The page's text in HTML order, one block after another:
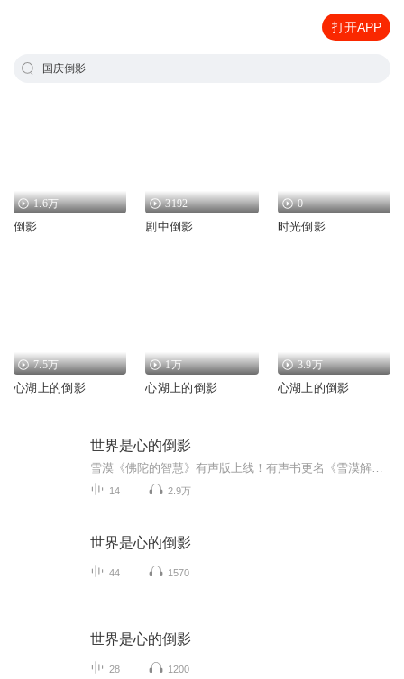
打开APP
国庆倒影
1.6万
倒影
3192
剧中倒影
0
时光倒影
7.5万
心湖上的倒影
1万
心湖上的倒影
3.9万
心湖上的倒影
世界是心的倒影
14 2.9万
世界是心的倒影
44 1570
世界是心的倒影
28 1200